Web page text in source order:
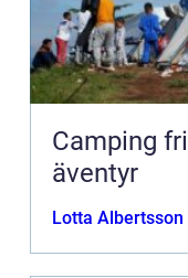
Camping frihet, natur och enkla
äventyr
Lotta Albertsson